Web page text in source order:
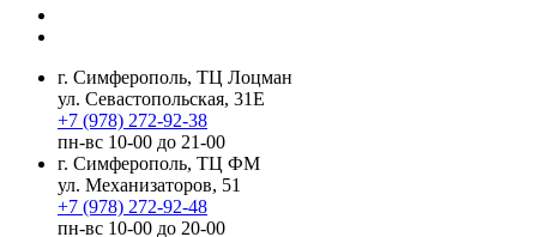
г. Симферополь, ТЦ Лоцман
ул. Севастопольская, 31Е
+7 (978) 272-92-38
пн-вс 10-00 до 21-00
г. Симферополь, ТЦ ФМ
ул. Механизаторов, 51
+7 (978) 272-92-48
пн-вс 10-00 до 20-00